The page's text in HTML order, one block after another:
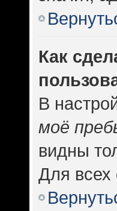
Как
В
моё
видны
Для всех